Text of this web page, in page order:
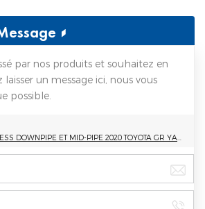
par nos produits et souhaitez en
laisser un message ici, nous vous
possible.
JAGROW RACING CATLESS DOWNPIPE ET MID-PIPE 2020 TOYOTA GR YARIS CUSTOM ECHAPPEMENT